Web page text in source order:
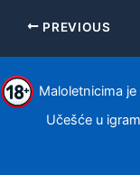
PREVIOUS
Maloletnicima
Učešće u